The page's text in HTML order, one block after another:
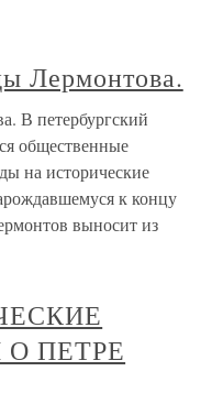
Лермонтова.
В петербургский
общественные
на исторические
к концу
выносит из
ПЕТРЕ